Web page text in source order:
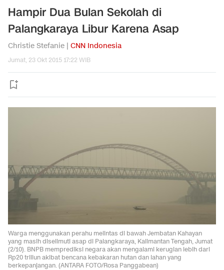
Hampir Dua Bulan Sekolah di
Palangkaraya Libur Karena Asap
Christie Stefanie | CNN Indonesia
Jumat, 23 Okt 2015 17:22 WIB
Warga menggunakan perahu melintas di bawah Jembatan Kahayan
yang masih diselimuti asap di Palangkaraya, Kalimantan Tengah, Jumat
(2/10). BNPB memprediksi negara akan mengalami kerugian lebih dari
Rp20 triliun akibat bencana kebakaran hutan dan lahan yang
berkepanjangan. (ANTARA FOTO/Rosa Panggabean)